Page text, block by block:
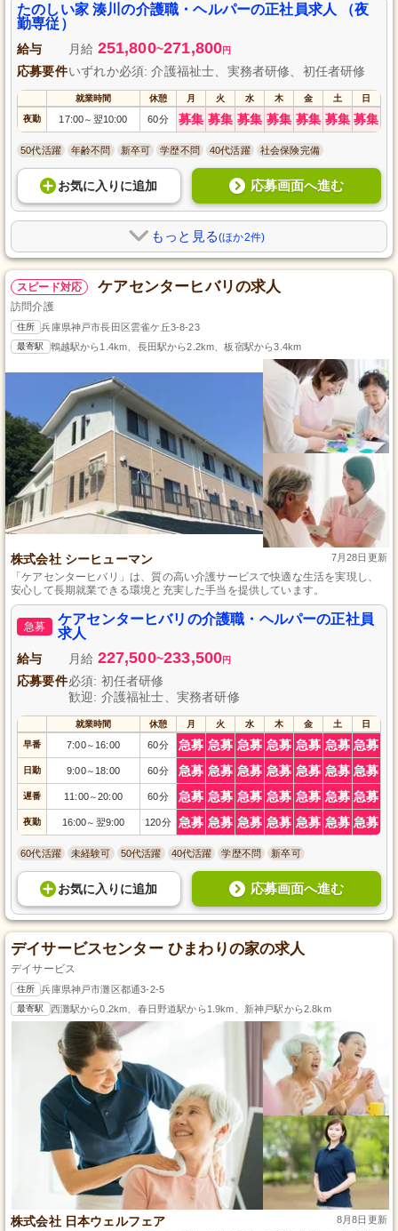
たのしい家 湊川の介護職・ヘルパーの正社員求人 （夜
勤専従）
給与 月給 251,800~271,800円
応募要件いずれか必須: 介護福祉士、実務者研修、初任者研修
就業時間 休憩 月 火 水 木 金 土 日
夜勤 17:00～ 翌10:00 60分 募集 募集 募集 募集 募集 募集 募集
50代活躍 年齢不問 新卒可 学歴不問 40代活躍 社会保険完備
お気に入り に追加 応募画面へ進む
もっと見る(ほか2件)
スピード対応 ケアセンターヒバリの求人
訪問介護
住所 兵庫県神戸市長田区雲雀ケ丘3-8-23
最寄駅 鵯越駅から1.4km、長田駅から2.2km、板宿駅から3.4km
株式会社 シーヒューマン 7月28日更新
「ケアセンターヒバリ」は、質の高い介護サービスで快適な生活を実現し、
安心して長期就業できる環境と充実した手当を提供しています。
急募
ケアセンターヒバリの介護職・ヘルパーの正社員
求人
給与 月給 227,500~233,500円
応募要件必須: 初任者研修
歓迎: 介護福祉士、実務者研修
就業時間 休憩 月 火 水 木 金 土 日
早番 7:00～ 16:00 60分 急募 急募 急募 急募 急募 急募 急募
日勤 9:00～ 18:00 60分 急募 急募 急募 急募 急募 急募 急募
遅番 11:00～20:00 60分 急募 急募 急募 急募 急募 急募 急募
夜勤 16:00～ 翌9:00 120分 急募 急募 急募 急募 急募 急募 急募
60代活躍 未経験可 50代活躍 40代活躍 学歴不問 新卒可
お気に入り に追加 応募画面へ進む
デイサービスセンター ひまわりの家の求人
デイサービス
住所 兵庫県神戸市灘区都通3-2-5
最寄駅 西灘駅から0.2km、春日野道駅から1.9km、新神戸駅から2.8km
株式会社 日本ウェルフェア 8月8日更新